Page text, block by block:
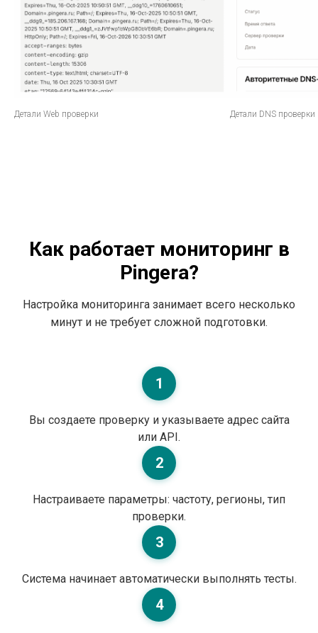
Детали Web проверки Детали DNS проверки
Как работает мониторинг в
Pingera?
Настройка мониторинга занимает всего несколько
минут и не требует сложной подготовки.
1
Вы создаете проверку и указываете адрес сайта
или API.
2
Настраиваете параметры: частоту, регионы, тип
проверки.
3
Система начинает автоматически выполнять тесты.
4